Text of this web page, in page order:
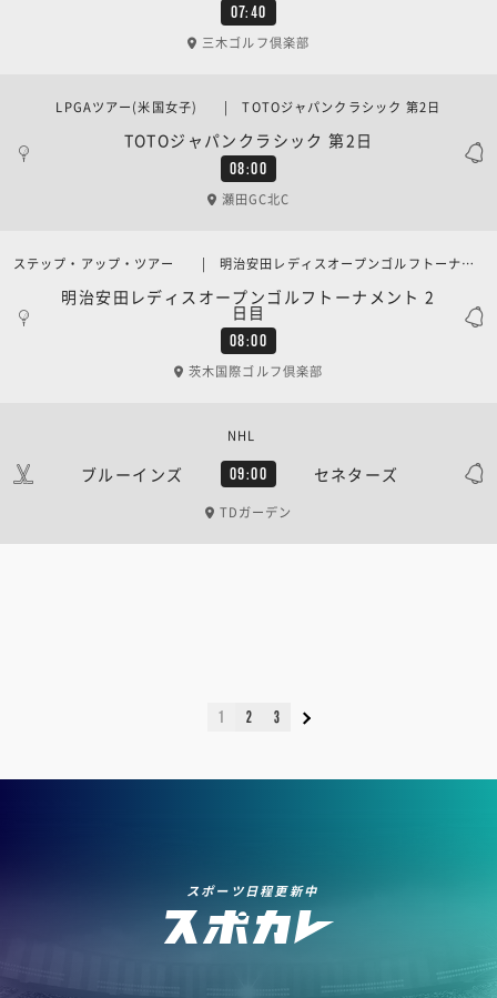
07:40
三木ゴルフ倶楽部
08:00
TOTOジャパンクラシック 第2日
LPGAツアー(米国女子) | TOTOジャパンクラシック 第2日
瀬田GC北C
08:00
明治安田レディスオープンゴルフトーナメント 2
日目
ステップ・アップ・ツアー | 明治安田レディスオープンゴルフトーナメント 2日目
茨木国際ゴルフ倶楽部
ブルーインズ 09:00 セネターズ
NHL
TDガーデン
1 2 3
スポーツ日程更新中